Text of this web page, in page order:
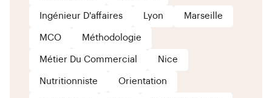
Ingénieur D'affaires Lyon Marseille
MCO Méthodologie
Métier Du Commercial Nice
Nutritionniste Orientation